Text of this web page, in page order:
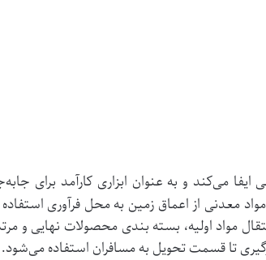
می‌کند و به عنوان ابزاری کارآمد برای
معدنی از اعماق زمین به محل فرآوری
مواد اولیه، بسته‌ بندی محصولات نهایی
تا قسمت تحویل به مسافران استفاده می‌شود.